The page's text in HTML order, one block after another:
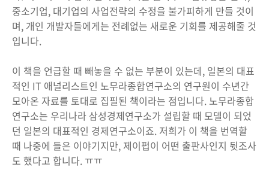
중소기업, 대기업의 사업전략의 수정을 불가피하게 만들 것이
며, 개인 개발자들에게는 전례없는 새로운 기회를 제공해줄 것
입니다.
이 책을 언급할 때 빼놓을 수 없는 부분이 있는데, 일본의 대표
적인 IT 애널리스트인 노무라종합연구소의 연구원이 수년간
모아온 자료를 토대로 집필된 책이라는 점입니다. 노무라종합
연구소는 우리나라 삼성경제연구소가 설립할 때 모델이 되었
던 일본의 대표적인 경제연구소이죠. 저희가 이 책을 번역할
때 나중에 들은 이야기지만, 제이펍이 어떤 출판사인지 뒷조사
도 했다고 합니다. ㅠㅠ